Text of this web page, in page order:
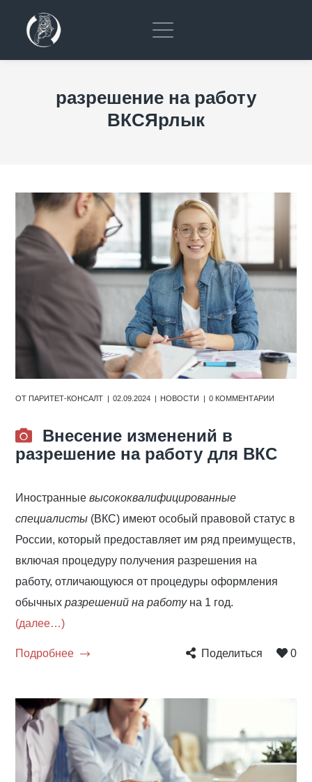
разрешение на работу
ВКСЯрлык
ОТПАРИТЕТ-КОНСАЛТ 02.09.2024 НОВОСТИ 0 КОММЕНТАРИИ
Внесение изменений в
разрешение на работу для ВКС
Иностранныевысококвалифицированные
специалисты (ВКС) имеют особый правовой статус в
России, который предоставляет им ряд преимуществ,
включая процедуру получения разрешения на
работу, отличающуюся от процедуры оформления
обычныхразрешений на работуна 1 год.
(далее…)
Подробнее Поделиться 0